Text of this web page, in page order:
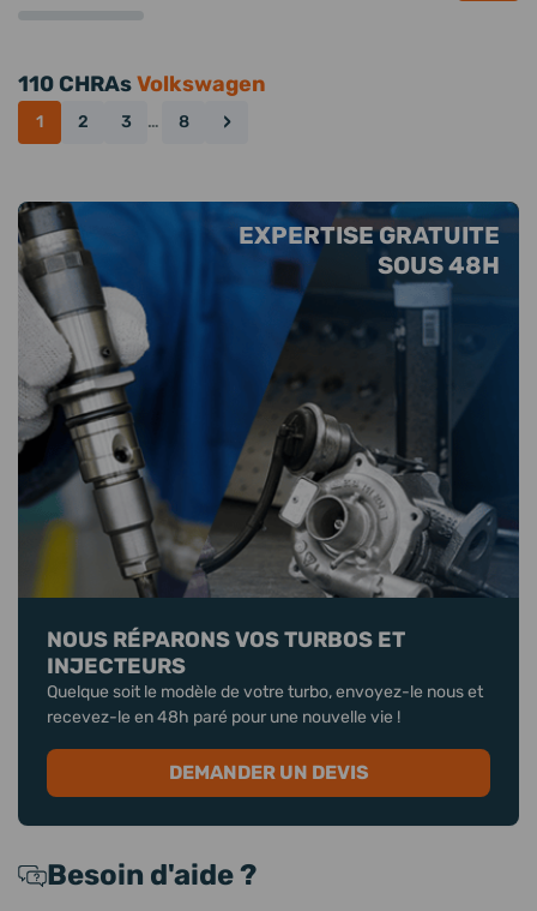
EXPERTISE GRATUITE
SOUS 48H
NOUS RÉPARONS VOS TURBOS ET
INJECTEURS
Quelque soit le modèle de votre turbo, envoyez-le nous et
recevez-le en 48h paré pour une nouvelle vie !
DEMANDER UN DEVIS
Besoin d'aide ?
110 CHRAsVolkswagen
1 2 3 … 8 ›